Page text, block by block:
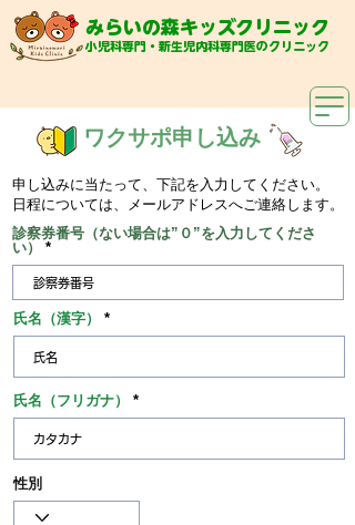
みらいの森キッズクリニック
小児科専門・新生児内科専門医のクリニック
ワクサポ申し込み
申し込みに当たって、下記を入力してください。
​日程については、メールアドレスへご連絡します。
診察券番号（ない場合は”０”を入力してくださ
い）
氏名（漢字）
氏名（フリガナ）
性別